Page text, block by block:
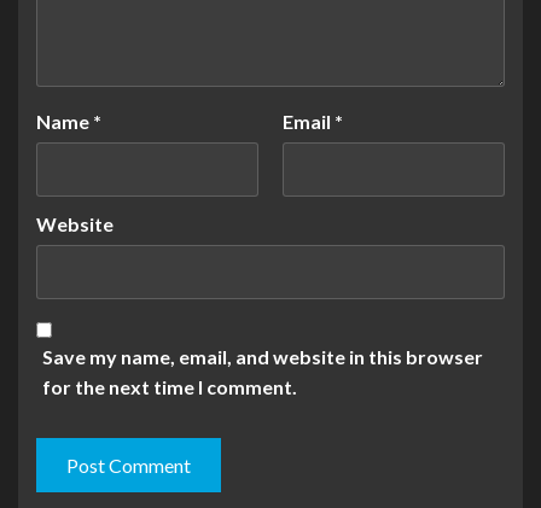
Name * Email *
Website
Save my name, email, and website in this browser
for the next time I comment.